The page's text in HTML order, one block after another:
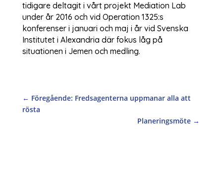
tidigare deltagit i vårt projekt Mediation Lab
under år 2016 och vid Operation 1325:s
konferenser i januari och maj i år vid Svenska
Institutet i Alexandria där fokus låg på
situationen i Jemen och medling.
← Föregående: Fredsagenterna uppmanar alla att
rösta
Planeringsmöte →